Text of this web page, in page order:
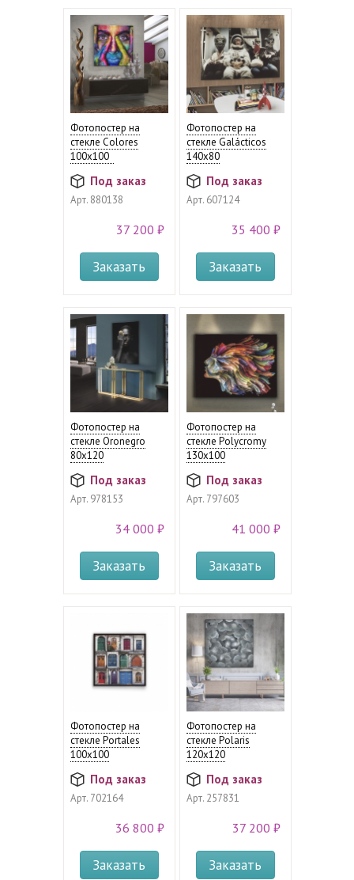
Фотопостер на
стекле Colores
100х100
Под заказ
Арт.880138
37 200 ₽
Заказать
Фотопостер на
стекле Galácticos
140х80
Под заказ
Арт.607124
35 400 ₽
Заказать
Фотопостер на
стекле Oronegro
80х120
Под заказ
Арт.978153
34 000 ₽
Заказать
Фотопостер на
стекле Polycromy
130х100
Под заказ
Арт.797603
41 000 ₽
Заказать
Фотопостер на
стекле Portales
100х100
Под заказ
Арт.702164
36 800 ₽
Заказать
Фотопостер на
стекле Polaris
120х120
Под заказ
Арт.257831
37 200 ₽
Заказать